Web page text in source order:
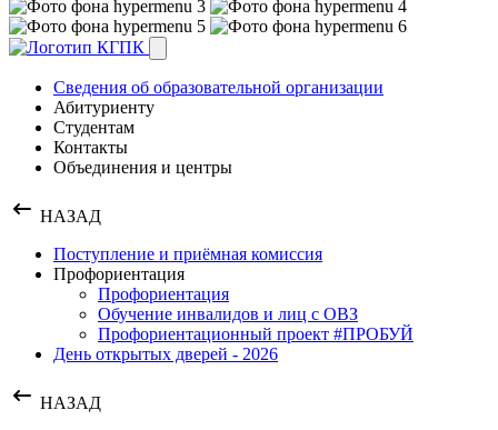
Сведения об образовательной организации
Абитуриенту
Студентам
Контакты
Объединения и центры
НАЗАД
Поступление и приёмная комиссия
Профориентация
Профориентация
Обучение инвалидов и лиц с ОВЗ
Профориентационный проект #ПРОБУЙ
День открытых дверей - 2026
НАЗАД